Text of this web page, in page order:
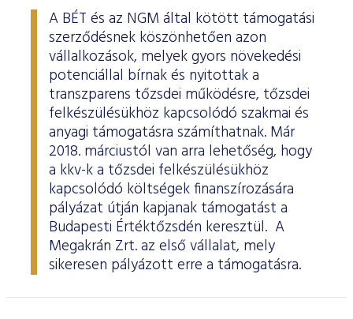
A BÉT és az NGM által kötött támogatási
szerződésnek köszönhetően azon
vállalkozások, melyek gyors növekedési
potenciállal bírnak és nyitottak a
transzparens tőzsdei működésre, tőzsdei
felkészülésükhöz kapcsolódó szakmai és
anyagi támogatásra számíthatnak. Már
2018. márciustól van arra lehetőség, hogy
a kkv-k a tőzsdei felkészülésükhöz
kapcsolódó költségek finanszírozására
pályázat útján kapjanak támogatást a
Budapesti Értéktőzsdén keresztül. A
Megakrán Zrt. az első vállalat, mely
sikeresen pályázott erre a támogatásra.